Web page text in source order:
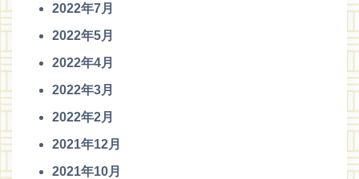
2022年7月
2022年5月
2022年4月
2022年3月
2022年2月
2021年12月
2021年10月